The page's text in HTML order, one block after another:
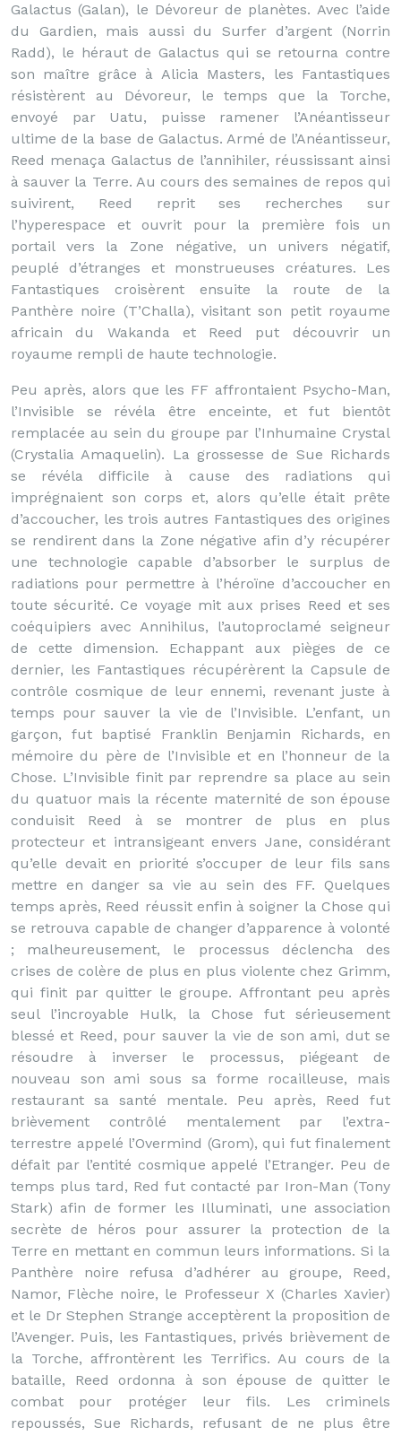
Galactus (Galan), le Dévoreur de planètes. Avec l’aide
du Gardien, mais aussi du Surfer d’argent (Norrin
Radd), le héraut de Galactus qui se retourna contre
son maître grâce à Alicia Masters, les Fantastiques
résistèrent au Dévoreur, le temps que la Torche,
envoyé par Uatu, puisse ramener l’Anéantisseur
ultime de la base de Galactus. Armé de l’Anéantisseur,
Reed menaça Galactus de l’annihiler, réussissant ainsi
à sauver la Terre. Au cours des semaines de repos qui
suivirent, Reed reprit ses recherches sur
l’hyperespace et ouvrit pour la première fois un
portail vers la Zone négative, un univers négatif,
peuplé d’étranges et monstrueuses créatures. Les
Fantastiques croisèrent ensuite la route de la
Panthère noire (T’Challa), visitant son petit royaume
africain du Wakanda et Reed put découvrir un
royaume rempli de haute technologie.
Peu après, alors que les FF affrontaient Psycho-Man,
l’Invisible se révéla être enceinte, et fut bientôt
remplacée au sein du groupe par l’Inhumaine Crystal
(Crystalia Amaquelin). La grossesse de Sue Richards
se révéla difficile à cause des radiations qui
imprégnaient son corps et, alors qu’elle était prête
d’accoucher, les trois autres Fantastiques des origines
se rendirent dans la Zone négative afin d’y récupérer
une technologie capable d’absorber le surplus de
radiations pour permettre à l’héroïne d’accoucher en
toute sécurité. Ce voyage mit aux prises Reed et ses
coéquipiers avec Annihilus, l’autoproclamé seigneur
de cette dimension. Echappant aux pièges de ce
dernier, les Fantastiques récupérèrent la Capsule de
contrôle cosmique de leur ennemi, revenant juste à
temps pour sauver la vie de l’Invisible. L’enfant, un
garçon, fut baptisé Franklin Benjamin Richards, en
mémoire du père de l’Invisible et en l’honneur de la
Chose. L’Invisible finit par reprendre sa place au sein
du quatuor mais la récente maternité de son épouse
conduisit Reed à se montrer de plus en plus
protecteur et intransigeant envers Jane, considérant
qu’elle devait en priorité s’occuper de leur fils sans
mettre en danger sa vie au sein des FF. Quelques
temps après, Reed réussit enfin à soigner la Chose qui
se retrouva capable de changer d’apparence à volonté
; malheureusement, le processus déclencha des
crises de colère de plus en plus violente chez Grimm,
qui finit par quitter le groupe. Affrontant peu après
seul l’incroyable Hulk, la Chose fut sérieusement
blessé et Reed, pour sauver la vie de son ami, dut se
résoudre à inverser le processus, piégeant de
nouveau son ami sous sa forme rocailleuse, mais
restaurant sa santé mentale. Peu après, Reed fut
brièvement contrôlé mentalement par l’extra-
terrestre appelé l’Overmind (Grom), qui fut finalement
défait par l’entité cosmique appelé l’Etranger. Peu de
temps plus tard, Red fut contacté par Iron-Man (Tony
Stark) afin de former les Illuminati, une association
secrète de héros pour assurer la protection de la
Terre en mettant en commun leurs informations. Si la
Panthère noire refusa d’adhérer au groupe, Reed,
Namor, Flèche noire, le Professeur X (Charles Xavier)
et le Dr Stephen Strange acceptèrent la proposition de
l’Avenger. Puis, les Fantastiques, privés brièvement de
la Torche, affrontèrent les Terrifics. Au cours de la
bataille, Reed ordonna à son épouse de quitter le
combat pour protéger leur fils. Les criminels
repoussés, Sue Richards, refusant de ne plus être